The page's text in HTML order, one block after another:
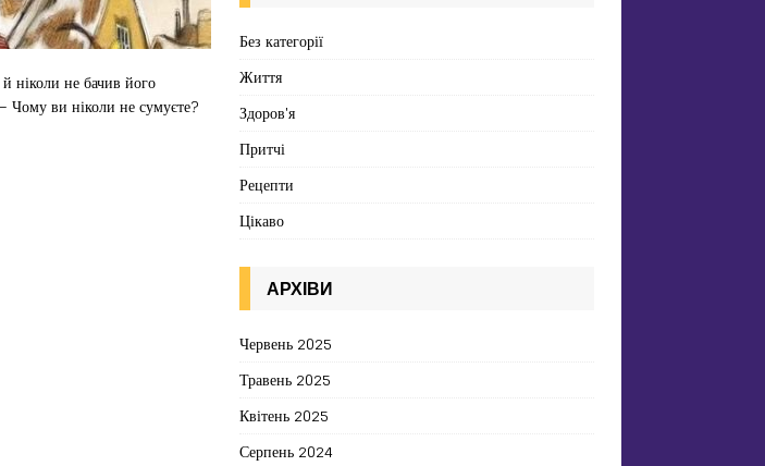
ніколи не бачив його
Чому ви ніколи не сумуєте?
Без категорії
Життя
Здоров'я
Притчі
Рецепти
Цікаво
АРХІВИ
Червень 2025
Травень 2025
Квітень 2025
Серпень 2024